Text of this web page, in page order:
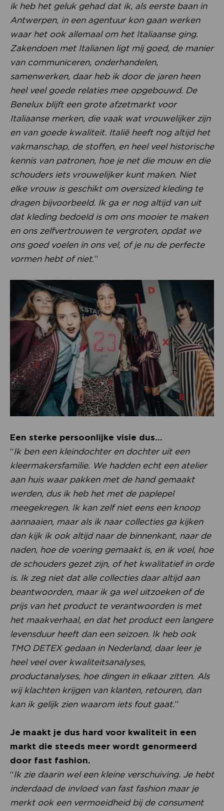
ik heb het geluk gehad dat ik, als eerste baan in
Antwerpen, in een agentuur kon gaan werken
waar het ook allemaal om het Italiaanse ging.
Zakendoen met Italianen ligt mij goed, de manier
van communiceren, onderhandelen,
samenwerken, daar heb ik door de jaren heen
heel veel goede relaties mee opgebouwd. De
Benelux blijft een grote afzetmarkt voor
Italiaanse merken, die vaak wat vrouwelijker zijn
en van goede kwaliteit. Italië heeft nog altijd het
vakmanschap, de stoffen, en heel veel historische
kennis van patronen, hoe je net die mouw en die
schouders iets vrouwelijker kunt maken. Niet
elke vrouw is geschikt om oversized kleding te
dragen bijvoorbeeld. Ik ga er nog altijd van uit
dat kleding bedoeld is om ons mooier te maken
en ons zelfvertrouwen te vergroten, opdat we
ons goed voelen in ons vel, of je nu de perfecte
vormen hebt of niet.”
Een sterke persoonlijke visie dus…
“Ik ben een kleindochter en dochter uit een
kleermakersfamilie. We hadden echt een atelier
aan huis waar pakken met de hand gemaakt
werden, dus ik heb het met de paplepel
meegekregen. Ik kan zelf niet eens een knoop
aannaaien, maar als ik naar collecties ga kijken
dan kijk ik ook altijd naar de binnenkant, naar de
naden, hoe de voering gemaakt is, en ik voel, hoe
de schouders gezet zijn, of het kwalitatief in orde
is. Ik zeg niet dat alle collecties daar altijd aan
beantwoorden, maar ik ga wel uitzoeken of de
prijs van het product te verantwoorden is met
het maakverhaal, en dat het product een langere
levensduur heeft dan een seizoen. Ik heb ook
TMO DETEX gedaan in Nederland, daar leer je
heel veel over kwaliteitsanalyses,
productanalyses, hoe dingen in elkaar zitten. Als
wij klachten krijgen van klanten, retouren, dan
kan ik gelijk zien waarom iets fout gaat.”
Je maakt je dus hard voor kwaliteit in een
markt die steeds meer wordt genormeerd
door fast fashion.
“Ik zie daarin wel een kleine verschuiving. Je hebt
inderdaad de invloed van fast fashion maar je
merkt ook een vermoeidheid bij de consument